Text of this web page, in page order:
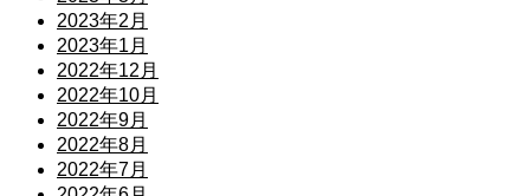
2023年2月
2023年1月
2022年12月
2022年10月
2022年9月
2022年8月
2022年7月